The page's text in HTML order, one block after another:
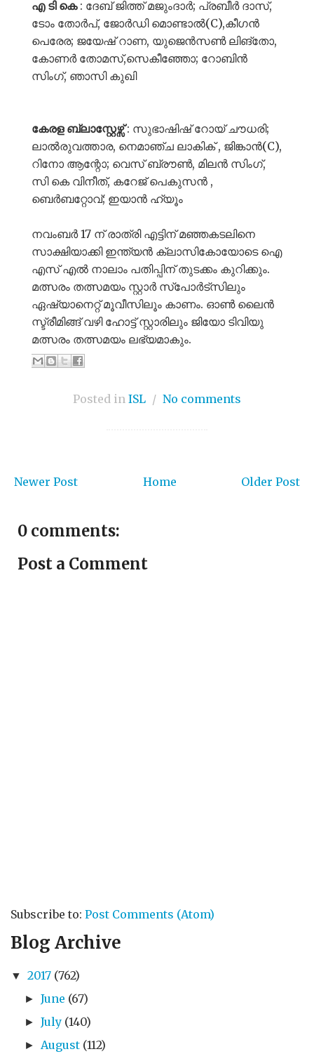
എ ടി കെ: ദേബ് ജിത്ത് മജുംദാർ; പ്രബീർ ദാസ്,
ടോം തോർപ്, ജോർഡി മൊണ്ടാൽ(C),കീഗൻ
പെരേര; ജയേഷ് റാണ, യുജെൻസൺ ലിങ്തോ,
കോണർ തോമസ്,സെകീഞ്ഞോ; റോബിൻ
സിംഗ്, ഞാസി കുഖി
കേരള ബ്ലാസ്റ്റേഴ്സ്: സുഭാഷിഷ് റോയ് ചൗധരി;
ലാൽരുവത്താര, നെമാഞ്ച ലാകിക് , ജിങ്കാൻ(C),
റിനോ ആന്റോ; വെസ് ബ്രൗൺ, മിലൻ സിംഗ്,
സി കെ വിനീത്, കറേജ് പെകുസൻ ,
ബെർബറ്റോവ്; ഇയാൻ ഹ്യൂം
നവംബർ 17 ന് രാത്രി എട്ടിന് മഞ്ഞകടലിനെ
സാക്ഷിയാക്കി ഇന്ത്യൻ ക്ലാസികോയോടെ ഐ
എസ് എൽ നാലാം പതിപ്പിന് തുടക്കം കുറിക്കും.
മത്സരം തത്സമയം സ്റ്റാർ സ്പോർട്സിലും
ഏഷ്യാനെറ്റ് മൂവീസിലൂം കാണം. ഓൺ ലൈൻ
സ്ട്രീമിങ്ങ് വഴി ഹോട്ട് സ്റ്റാരിലും ജിയോ ടിവിയു
മത്സരം തത്സമയം ലഭ്യമാകും.
Posted in ISL / No comments
Newer Post Older Post
Home
0 comments:
Post a Comment
Subscribe to: Post Comments (Atom)
Blog Archive
▼ 2017 (762)
►June (67)
►July (140)
► August (112)